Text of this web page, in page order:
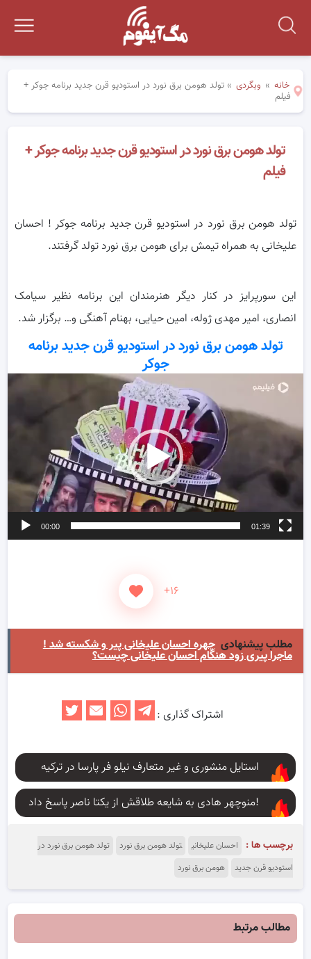
خانه » وبگردی »تولد هومن برق نورد در استودیو قرن جدید برنامه جوکر +
فیلم
تولد هومن برق نورد در استودیو قرن جدید برنامه جوکر +
فیلم
تولد هومن برق نورد در استودیو قرن جدید برنامه جوکر ! احسان
علیخانی به همراه تیمش برای هومن برق نورد تولد گرفتند.
این سورپرایز در کنار دیگر هنرمندان این برنامه نظیر سیامک
انصاری، امیر مهدی ژوله، امین حیایی، بهنام آهنگی و… برگزار شد.
تولد هومن برق نورد در استودیو قرن جدید برنامه
جوکر
00:00 01:39
+۱۶
مطلب پیشنهادی چهره احسان علیخانی پیر و شکسته شد !
ماجرا پیری زود هنگام احسان علیخانی چیست؟
اشتراک گذاری :
استایل منشوری و غیر متعارف نیلو فر پارسا در ترکیه
منوچهر هادی به شایعه طلاقش از یکتا ناصر پاسخ داد!
برچسب ها : احسان علیخانی تولد هومن برق نورد
تولد هومن برق نورد در
استودیو قرن جدید
هومن برق نورد
مطالب مرتبط